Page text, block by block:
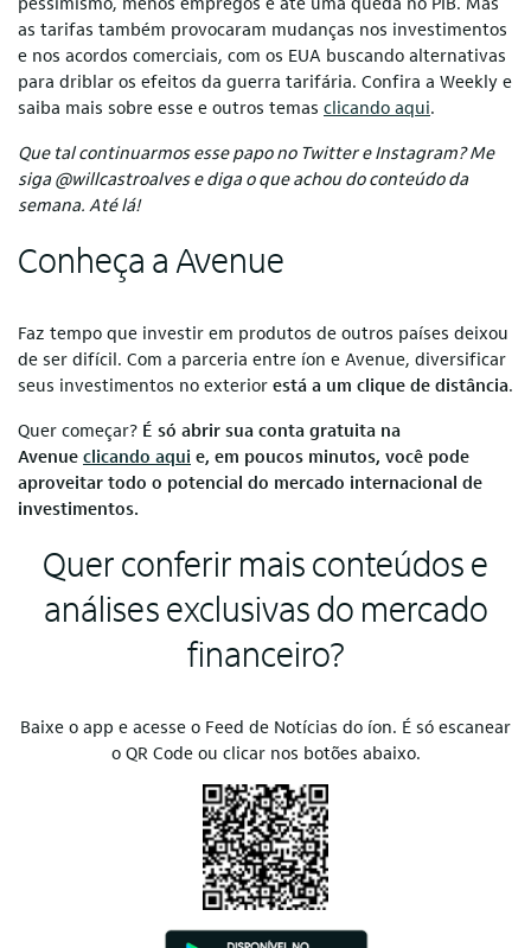
as tarifas também provocaram mudanças nos investimentos
e nos acordos comerciais, com os EUA buscando alternativas
para driblar os efeitos da guerra tarifária. Confira a Weekly e
saiba mais sobre esse e outros temas clicando aqui.
Que tal continuarmos esse papo no Twitter e Instagram? Me
siga @willcastroalves e diga o que achou do conteúdo da
semana. Até lá!
Conheça a Avenue
Faz tempo que investir em produtos de outros países deixou
de ser difícil. Com a parceria entre íon e Avenue, diversificar
seus investimentos no exterior está a um clique de distância.
Quer começar? É só abrir sua conta gratuita na
Avenue clicando aqui e, em poucos minutos, você pode
aproveitar todo o potencial do mercado internacional de
investimentos.
Quer conferir mais conteúdos e
análises exclusivas do mercado
financeiro?
Baixe o app e acesse o Feed de Notícias do íon. É só escanear
o QR Code ou clicar nos botões abaixo.